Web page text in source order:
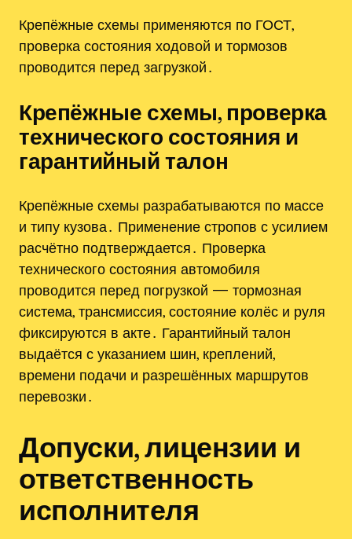
Крепёжные схемы применяются по ГОСТ,
проверка состояния ходовой и тормозов
проводится перед загрузкой․
Крепёжные схемы, проверка
технического состояния и
гарантийный талон
Крепёжные схемы разрабатываются по массе
и типу кузова․ Применение стропов с усилием
расчётно подтверждается․ Проверка
технического состояния автомобиля
проводится перед погрузкой — тормозная
система, трансмиссия, состояние колёс и руля
фиксируются в акте․ Гарантийный талон
выдаётся с указанием шин, креплений,
времени подачи и разрешённых маршрутов
перевозки․
Допуски, лицензии и
ответственность
исполнителя